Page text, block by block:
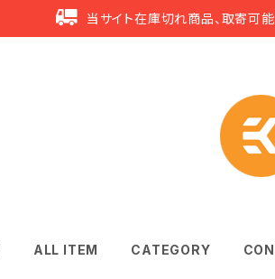
当サイト在庫切れ商品、取寄可
ALL ITEM CATEGORY